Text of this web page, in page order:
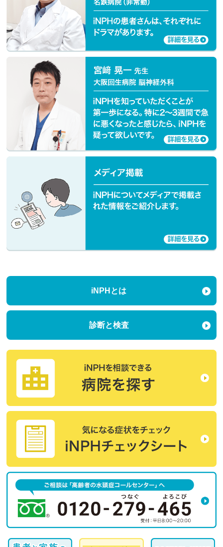
iNPHとは
診断と検査